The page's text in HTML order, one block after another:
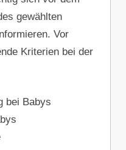
gewählten
Vor
Kriterien bei der
bei Babys